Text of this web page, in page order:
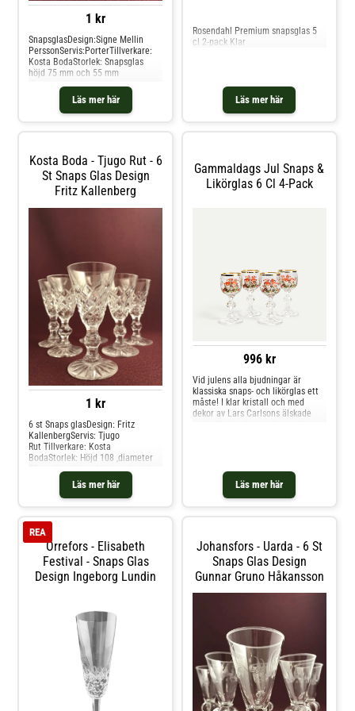
1 kr
Läs mer här
SnapsglasDesign:Signe Mellin
PerssonServis:PorterTillverkare:
Kosta BodaStorlek: Snapsglas
höjd 75 mm och 55 mm
betyder äldre fin kvalitet eller
årgång, och används för alla våra
produkter som inte är
äldre fin kvalitet som vi säljer.
Läs mer här
Rosendahl Premium snapsglas 5
cl 2-pack Klar
Kosta Boda - Tjugo Rut - 6
St Snaps Glas Design
Fritz Kallenberg
1 kr
Läs mer här
6 st Snaps glasDesign: Fritz
KallenbergServis: Tjugo
Rut Tillverkare: Kosta
BodaStorlek: Höjd 108 ,diameter
55 mmKondition: Vintage betyder
äldre fin kvalitet eller årgång, och
används för alla våra produkter
som inte är Nya/oanvända direkt
dessa varor just Vintage dvs alltid
äldre fin kvalitet som vi säljer.
Gammaldags Jul Snaps &
Likörglas 6 Cl 4-Pack
996 kr
Läs mer här
Vid julens alla bjudningar är
klassiska snaps- och likörglas ett
måste! I klar kristall och med
dekor av Lars Carlsons älskade
Orrefors - Elisabeth
Festival - Snaps Glas
Design Ingeborg Lundin
REA
Johansfors - Uarda - 6 St
Snaps Glas Design
Gunnar Gruno Håkansson